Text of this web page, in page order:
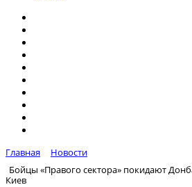
Главная
Новости
Бойцы «Правого сектора» покидают
Киев